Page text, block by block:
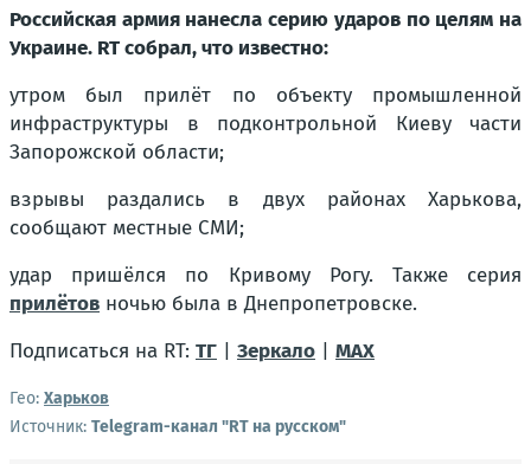
Российская армия нанесла серию ударов по целям на
Украине. RT собрал, что известно:
утром был прилёт по объекту промышленной
инфраструктуры в подконтрольной Киеву части
Запорожской области;
взрывы раздались в двух районах Харькова,
сообщают местные СМИ;
удар пришёлся по Кривому Рогу. Также серия
прилётов ночью была в Днепропетровске.
Подписаться на RT: ТГ Зеркало MAX
Гео: Харьков
Источник: Telegram-канал "RT на русском"